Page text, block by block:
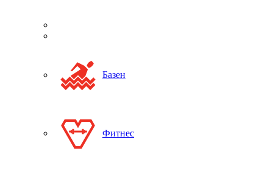
Базен
Фитнес